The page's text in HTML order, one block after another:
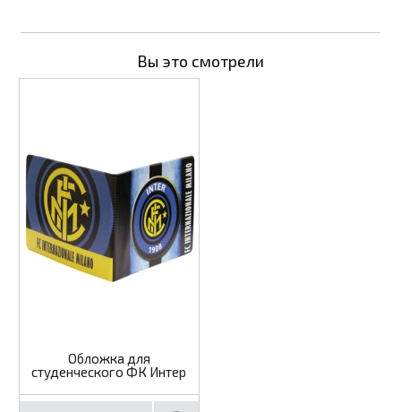
Вы это смотрели
Обложка для
студенческого ФК Интер